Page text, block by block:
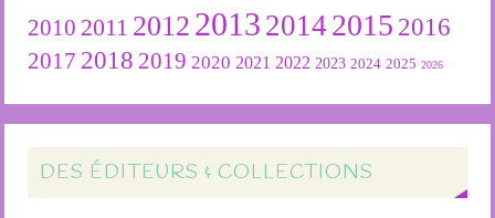
2010 2011 2012 2013 2014 2015 2016
2017 2018 2019 2020 2021 2022 2023 2024 2025 2026
DES ÉDITEURS & COLLECTIONS